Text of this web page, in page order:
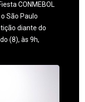
CONMEBOL
São Paulo
diante do
(8), às 9h,